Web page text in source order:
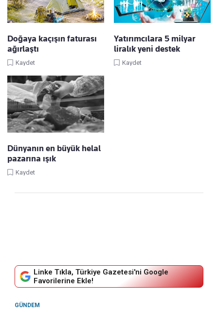
Doğaya kaçışın faturası
ağırlaştı
Kaydet
Yatırımcılara 5 milyar
liralık yeni destek
Kaydet
Dünyanın en büyük helal
pazarına ışık
Kaydet
Linke Tıkla, Türkiye Gazetesi'ni Google
Favorilerine Ekle!
GÜNDEM